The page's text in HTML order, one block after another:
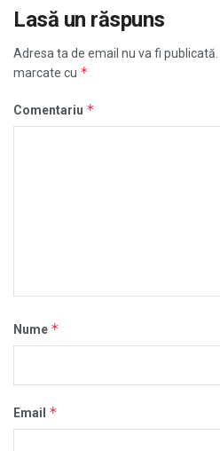
Lasă un răspuns
Adresa ta de email nu va fi publicată.
marcate cu *
Comentariu *
Nume *
Email *